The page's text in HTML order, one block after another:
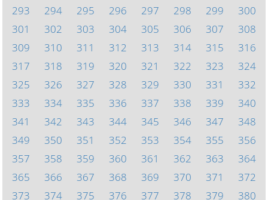
293
294 295 296 297 298 299
300
301
302 303 304 305 306 307
308
309
310 311 312 313 314 315
316
317
318 319 320 321 322 323
324
325
326 327 328 329 330 331
332
333
334 335 336 337 338 339
340
341
342 343 344 345 346 347
348
349
350 351 352 353 354 355
356
357
358 359 360 361 362 363
364
365
366 367 368 369 370 371
372
373
374 375 376 377 378 379 380